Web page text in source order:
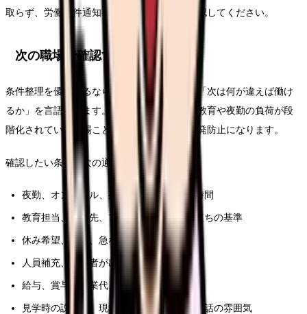
取らず、労働条件通知書や面接で具体的に確認してください。
次の職場で確認する条件
条件整理を優先するなら、求人票を見る前に「次は何が違えば働け
るか」を言語化します。相談先が複数ある、教育や夜勤の負荷が段
階化されている職場ことが、このテーマの再発防止になります。
確認したい条件は次の通りです。
夜勤、オンコール、残業、前残業、記録時間
教育担当、相談先、フォロー期間、独り立ちの基準
休み希望、有休、急な休みへの対応
人員補充、退職者が出た時の業務分担
給与、賞与、残業代、昇給、各種手当
見学時の説明と、現場スタッフの表情や会話の雰囲気